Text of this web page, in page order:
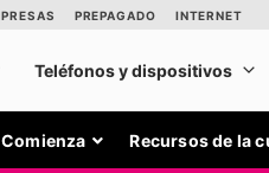
Comienza Recursos de la